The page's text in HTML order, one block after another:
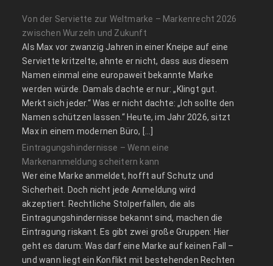
Von der Serviette zur Weltmarke – Markenrecht 2026
zwischen Wurzeln und Zukunft
Als Max vor zwanzig Jahren in einer Kneipe auf eine
Serviette kritzelte, ahnte er nicht, dass aus diesem
Namen einmal eine europaweit bekannte Marke
werden würde. Damals dachte er nur: „Klingt gut.
Merkt sich jeder.“ Was er nicht dachte: „Ich sollte den
Namen schützen lassen.“ Heute, im Jahr 2026, sitzt
Max in einem modernen Büro, […]
Eintragungshindernisse – Wenn eine
Markenanmeldung scheitern kann
Wer eine Marke anmeldet, hofft auf Schutz und
Sicherheit. Doch nicht jede Anmeldung wird
akzeptiert. Rechtliche Stolperfallen, die als
Eintragungshindernisse bekannt sind, machen die
Eintragung riskant. Es gibt zwei große Gruppen: Hier
geht es darum: Was darf eine Marke auf keinen Fall –
und wann liegt ein Konflikt mit bestehenden Rechten